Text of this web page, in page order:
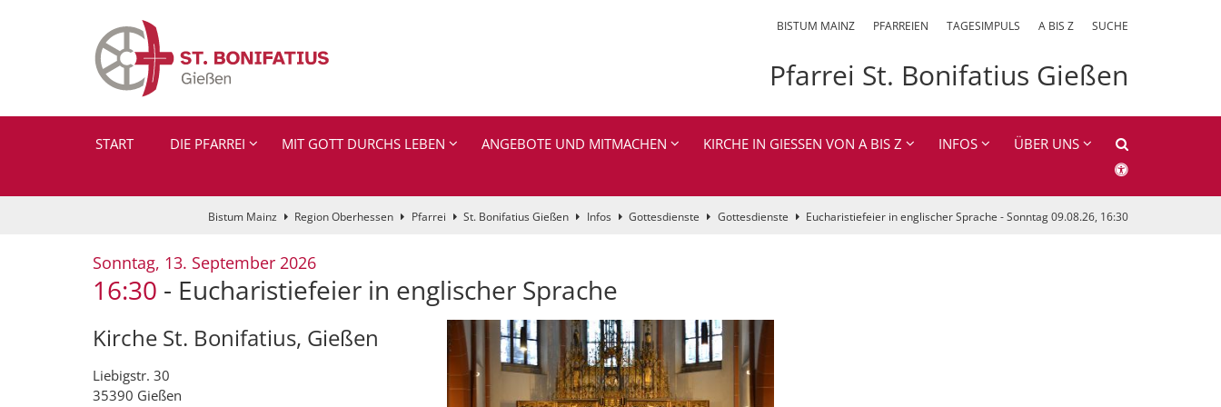
BISTUM MAINZ PFARREIEN TAGESIMPULS A BIS Z SUCHE
Pfarrei St. Bonifatius Gießen
START DIE PFARREI MIT GOTT DURCHS LEBEN ANGEBOTE UND MITMACHEN KIRCHE IN GIESSEN VON A BIS Z INFOS ÜBER UNS
Bistum Mainz Region Oberhessen Pfarrei St. Bonifatius Gießen Infos Gottesdienste Gottesdienste Eucharistiefeier in englischer Sprache - Sonntag 09.08.26, 16:30
Sonntag, 13. September 2026:
16:30 Eucharistiefeier in englischer Sprache
Kirche St. Bonifatius, Gießen
Liebigstr. 30
35390 Gießen